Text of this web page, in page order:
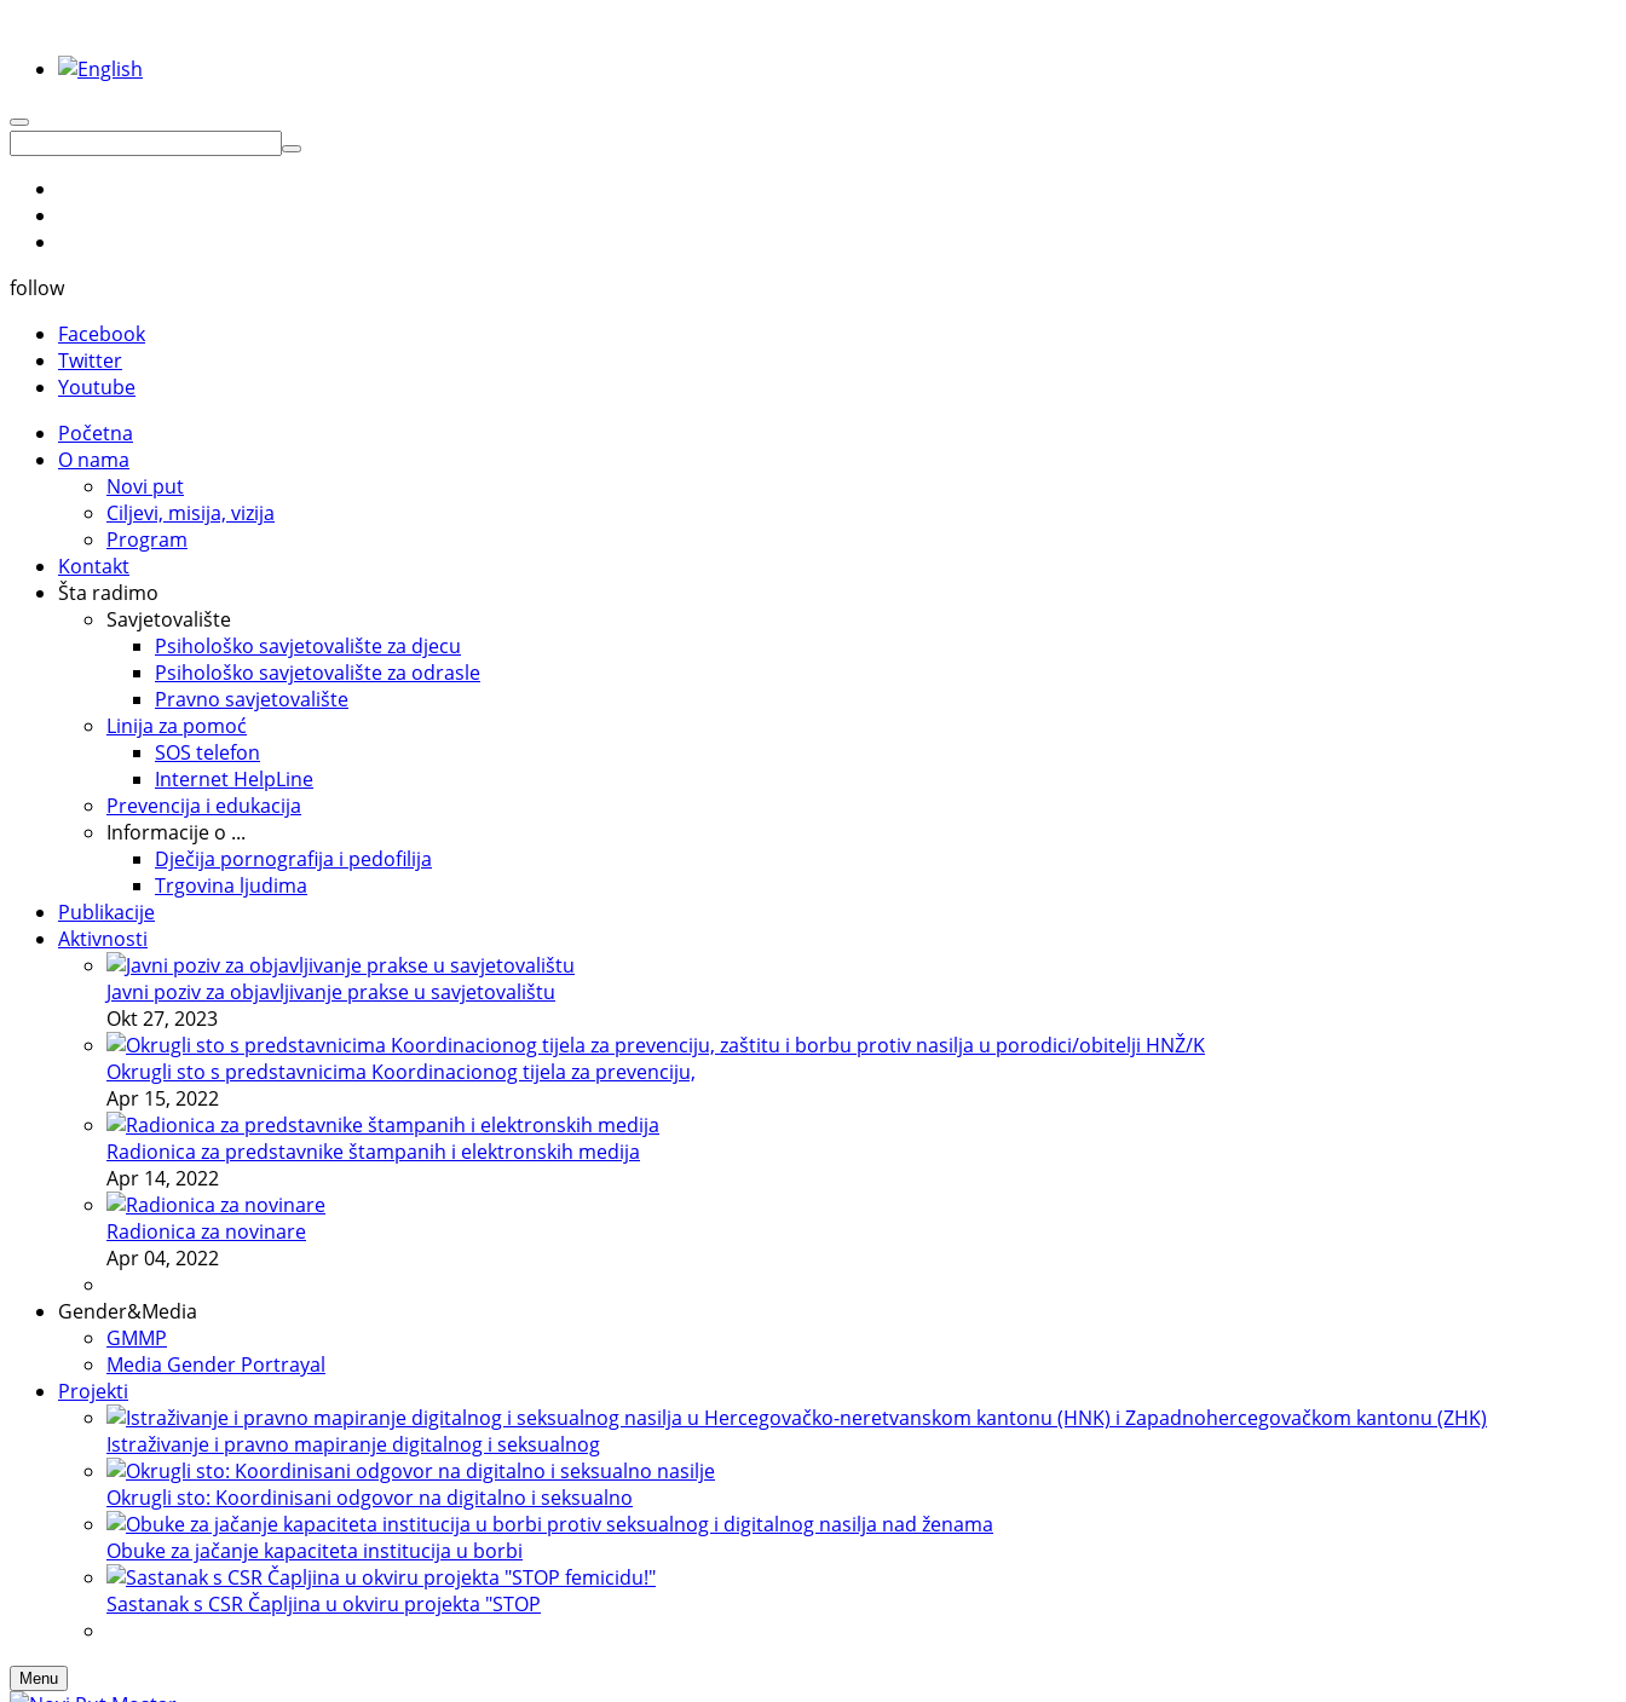
follow
Facebook
Twitter
Youtube
Početna
O nama
Novi put
Ciljevi, misija, vizija
Program
Kontakt
Šta radimo
Savjetovalište
Psihološko savjetovalište za djecu
Psihološko savjetovalište za odrasle
Pravno savjetovalište
Linija za pomoć
SOS telefon
Internet HelpLine
Prevencija i edukacija
Informacije o ...
Dječija pornografija i pedofilija
Trgovina ljudima
Publikacije
Aktivnosti
Javni poziv za objavljivanje prakse u savjetovalištu
Okt 27, 2023
Okrugli sto s predstavnicima Koordinacionog tijela za prevenciju,
Apr 15, 2022
Radionica za predstavnike štampanih i elektronskih medija
Apr 14, 2022
Radionica za novinare
Apr 04, 2022
Gender&Media
GMMP
Media Gender Portrayal
Projekti
Istraživanje i pravno mapiranje digitalnog i seksualnog
Okrugli sto: Koordinisani odgovor na digitalno i seksualno
Obuke za jačanje kapaciteta institucija u borbi
Sastanak s CSR Čapljina u okviru projekta "STOP
Menu